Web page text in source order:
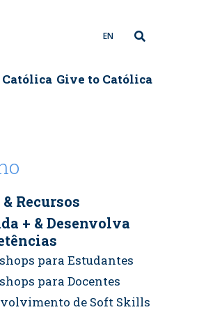
EN
Give to Católica
Recursos
+ & Desenvolva
para Estudantes
para Docentes
de Soft Skills